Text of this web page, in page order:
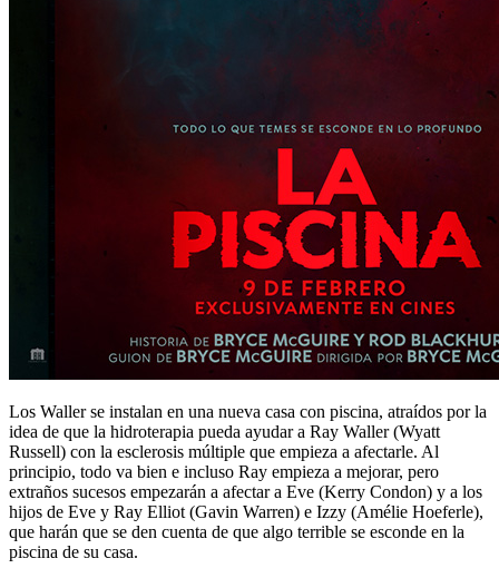
Los Waller se instalan en una nueva casa con piscina, atraídos por la
idea de que la hidroterapia pueda ayudar a Ray Waller (Wyatt
Russell) con la esclerosis múltiple que empieza a afectarle. Al
principio, todo va bien e incluso Ray empieza a mejorar, pero
extraños sucesos empezarán a afectar a Eve (Kerry Condon) y a los
hijos de Eve y Ray Elliot (Gavin Warren) e Izzy (Amélie Hoeferle),
que harán que se den cuenta de que algo terrible se esconde en la
piscina de su casa.